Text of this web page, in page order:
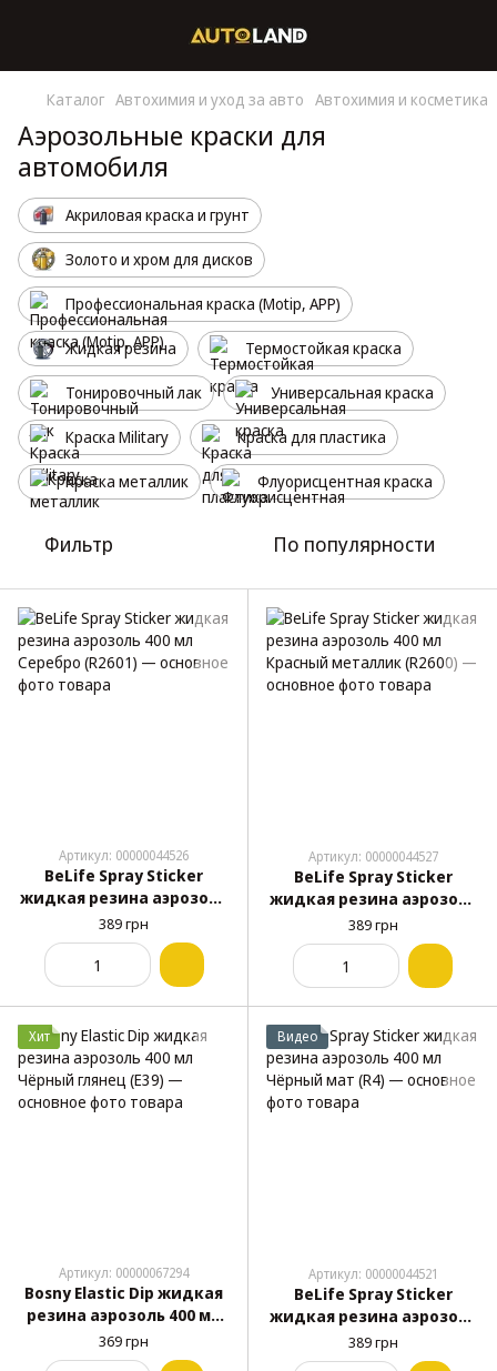
Каталог Автохимия и уход за авто Автохимия и косметика
Аэрозольные краски для
автомобиля
Акриловая краска и грунт
Золото и хром для дисков
Профессиональная краска (Motip, APP)
Жидкая резина Термостойкая краска
Тонировочный лак Универсальная краска
Краска Military Краска для пластика
Краска металлик Флуорисцентная краска
Фильтр По популярности
Артикул: 00000044526
BeLife Spray Sticker
жидкая резина аэрозоль
400 мл Серебро (R2601)
389 грн
Артикул: 00000044527
BeLife Spray Sticker
жидкая резина аэрозоль
400 мл Красный
металлик (R2600)
389 грн
Хит
Артикул: 00000067294
Bosny Elastic Dip жидкая
резина аэрозоль 400 мл
Чёрный глянец (E39)
369 грн
Видео
Артикул: 00000044521
BeLife Spray Sticker
жидкая резина аэрозоль
400 мл Чёрный мат (R4)
389 грн